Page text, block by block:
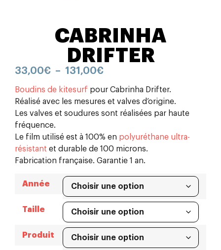
CABRINHA
DRIFTER
33,00€ – 131,00€
Boudins de kitesurf pour Cabrinha Drifter.
Réalisé avec les mesures et valves d’origine.
Les valves et soudures sont réalisées par haute
fréquence.
Le film utilisé est à 100% en polyuréthane ultra-
résistant et durable de 100 microns.
Fabrication française. Garantie 1 an.
Année
Taille
Produit